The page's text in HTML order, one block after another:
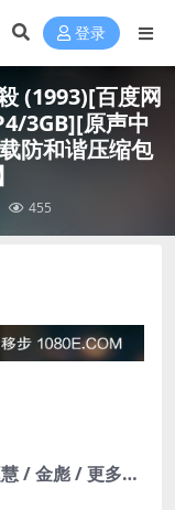
登录
(1993)[百度网
3GB][原声中
防和谐压缩包
455
/ 金彪 / 更多…